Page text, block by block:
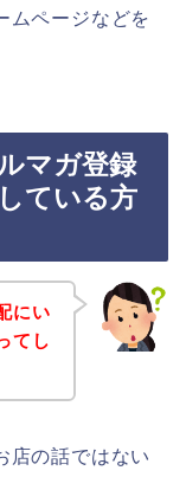
ムページなどを
マガ登録
ている方
にい
てし
店の話ではない